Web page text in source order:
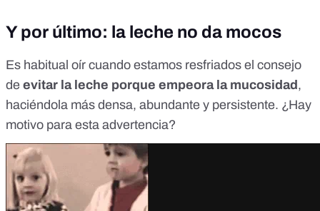
Y por último: la leche no da mocos
Es habitual oír cuando estamos resfriados el consejo
de evitar la leche porque empeora la mucosidad ,
haciéndola más densa, abundante y persistente. ¿Hay
motivo para esta advertencia?